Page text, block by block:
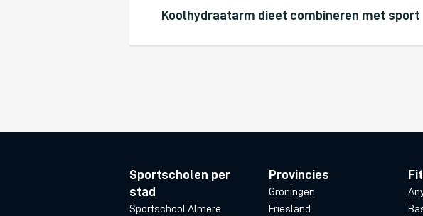
Koolhydraatarm dieet combineren met sport
Sportscholen per
stad
Sportschool Almere
Provincies
Groningen
Friesland